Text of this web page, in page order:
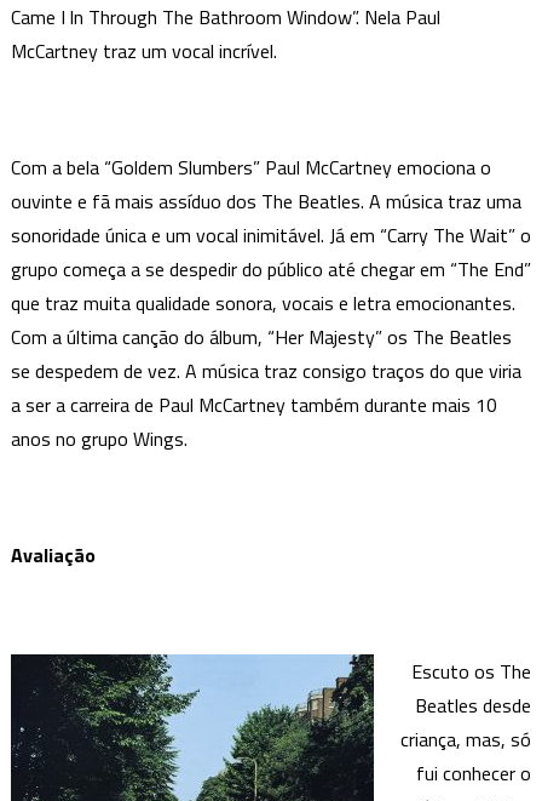
Came I ln Through The Bathroom Window”. Nela Paul
McCartney traz um vocal incrível.
Com a bela “Goldem Slumbers” Paul McCartney emociona o
ouvinte e fã mais assíduo dos The Beatles. A música traz uma
sonoridade única e um vocal inimitável. Já em “Carry The Wait” o
grupo começa a se despedir do público até chegar em “The End”
que traz muita qualidade sonora, vocais e letra emocionantes.
Com a última canção do álbum, “Her Majesty” os The Beatles
se despedem de vez. A música traz consigo traços do que viria
a ser a carreira de Paul McCartney também durante mais 10
anos no grupo Wings.
Avaliação
Escuto os The
Beatles desde
criança, mas, só
fui conhecer o